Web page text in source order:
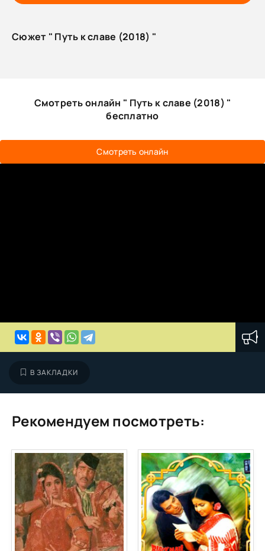
Сюжет " Путь к славе (2018) "
Смотреть онлайн " Путь к славе (2018) "
бесплатно
Смотреть онлайн
В ЗАКЛАДКИ
Рекомендуем посмотреть: